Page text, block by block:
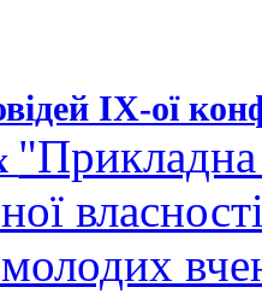
ІХ-ої
"Прикладна
молодих